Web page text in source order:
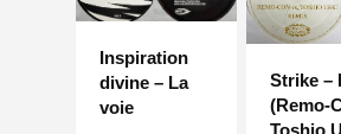
Inspiration
divine – La
voie
Strike –
(Remo-
Toshio